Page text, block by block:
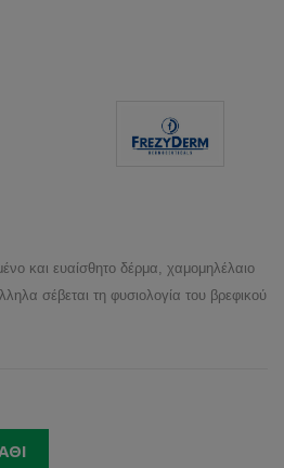
και ευαίσθητο δέρμα, χαμομηλέλαιο
σέβεται τη φυσιολογία του βρεφικού